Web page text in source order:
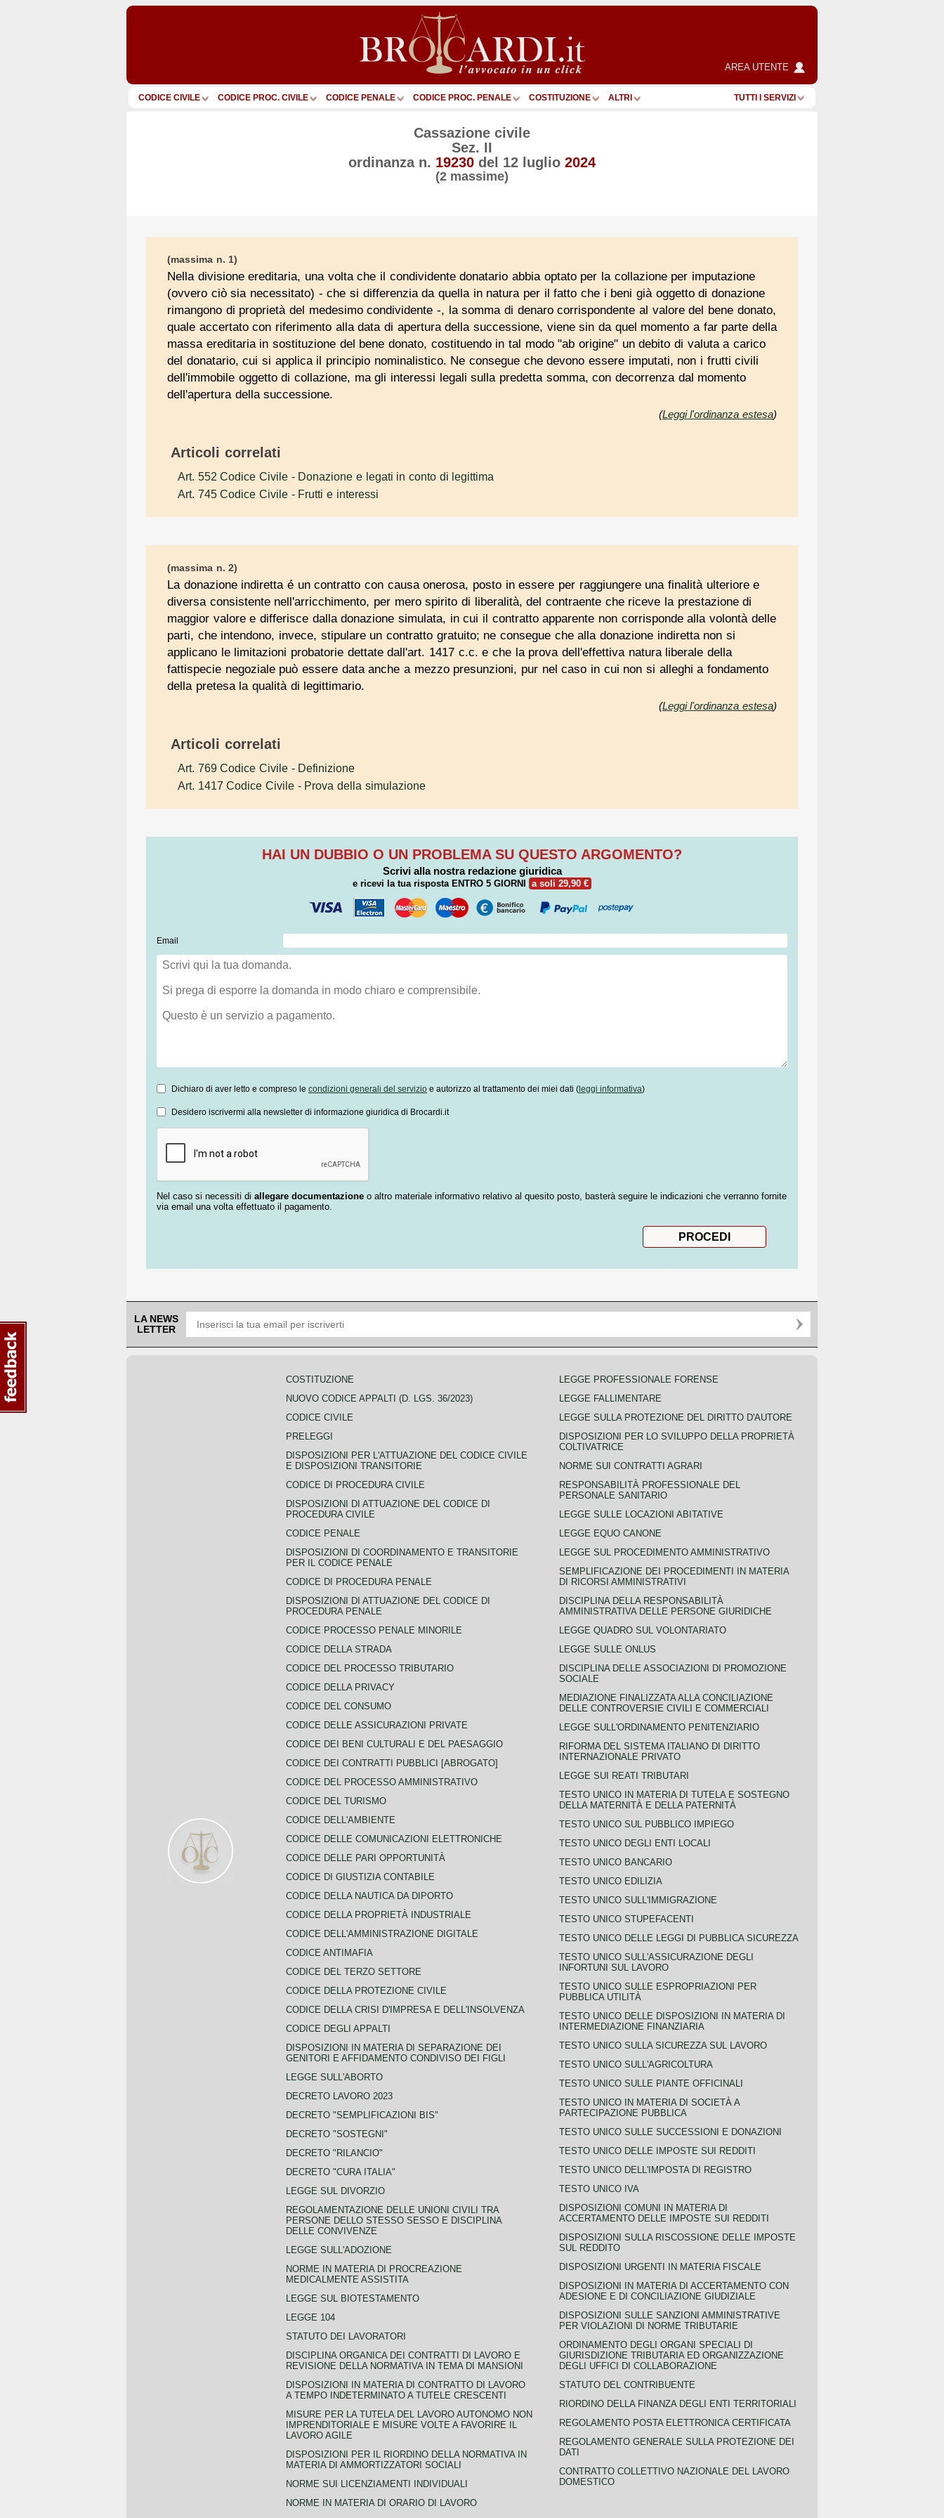
AREA UTENTE
CODICE CIVILE CODICE PROC. CIVILE CODICE PENALE CODICE PROC. PENALE COSTITUZIONE ALTRI TUTTI I SERVIZI
Cassazione civile
Sez. II
ordinanza n. 19230 del 12 luglio 2024
(2 massime)
(massima n. 1)
Nella divisione ereditaria, una volta che il condividente donatario abbia optato per la collazione per imputazione
(ovvero ciò sia necessitato) - che si differenzia da quella in natura per il fatto che i beni già oggetto di donazione
rimangono di proprietà del medesimo condividente -, la somma di denaro corrispondente al valore del bene donato,
quale accertato con riferimento alla data di apertura della successione, viene sin da quel momento a far parte della
massa ereditaria in sostituzione del bene donato, costituendo in tal modo "ab origine" un debito di valuta a carico
del donatario, cui si applica il principio nominalistico. Ne consegue che devono essere imputati, non i frutti civili
dell'immobile oggetto di collazione, ma gli interessi legali sulla predetta somma, con decorrenza dal momento
dell'apertura della successione.
(Leggi l'ordinanza estesa)
Articoli correlati
Art. 552 Codice Civile - Donazione e legati in conto di legittima
Art. 745 Codice Civile - Frutti e interessi
(massima n. 2)
La donazione indiretta é un contratto con causa onerosa, posto in essere per raggiungere una finalità ulteriore e
diversa consistente nell'arricchimento, per mero spirito di liberalità, del contraente che riceve la prestazione di
maggior valore e differisce dalla donazione simulata, in cui il contratto apparente non corrisponde alla volontà delle
parti, che intendono, invece, stipulare un contratto gratuito; ne consegue che alla donazione indiretta non si
applicano le limitazioni probatorie dettate dall'art. 1417 c.c. e che la prova dell'effettiva natura liberale della
fattispecie negoziale può essere data anche a mezzo presunzioni, pur nel caso in cui non si alleghi a fondamento
della pretesa la qualità di legittimario.
(Leggi l'ordinanza estesa)
Articoli correlati
Art. 769 Codice Civile - Definizione
Art. 1417 Codice Civile - Prova della simulazione
HAI UN DUBBIO O UN PROBLEMA SU QUESTO ARGOMENTO?
Scrivi alla nostra redazione giuridica
e ricevi la tua risposta ENTRO 5 GIORNI a soli 29,90 €
Email
Dichiaro di aver letto e compreso le condizioni generali del servizio e autorizzo al trattamento dei miei dati ( leggi informativa)
Desidero iscrivermi alla newsletter di informazione giuridica di Brocardi.it
Nel caso si necessiti di allegare documentazione o altro materiale informativo relativo al quesito posto, basterà seguire le indicazioni che verranno fornite
via email una volta effettuato il pagamento.
LA NEWS
LETTER
COSTITUZIONE
NUOVO CODICE APPALTI (D. LGS. 36/2023)
CODICE CIVILE
PRELEGGI
DISPOSIZIONI PER L'ATTUAZIONE DEL CODICE CIVILE
E DISPOSIZIONI TRANSITORIE
CODICE DI PROCEDURA CIVILE
DISPOSIZIONI DI ATTUAZIONE DEL CODICE DI
PROCEDURA CIVILE
CODICE PENALE
DISPOSIZIONI DI COORDINAMENTO E TRANSITORIE
PER IL CODICE PENALE
CODICE DI PROCEDURA PENALE
DISPOSIZIONI DI ATTUAZIONE DEL CODICE DI
PROCEDURA PENALE
CODICE PROCESSO PENALE MINORILE
CODICE DELLA STRADA
CODICE DEL PROCESSO TRIBUTARIO
CODICE DELLA PRIVACY
CODICE DEL CONSUMO
CODICE DELLE ASSICURAZIONI PRIVATE
CODICE DEI BENI CULTURALI E DEL PAESAGGIO
CODICE DEI CONTRATTI PUBBLICI [ABROGATO]
CODICE DEL PROCESSO AMMINISTRATIVO
CODICE DEL TURISMO
CODICE DELL'AMBIENTE
CODICE DELLE COMUNICAZIONI ELETTRONICHE
CODICE DELLE PARI OPPORTUNITÀ
CODICE DI GIUSTIZIA CONTABILE
CODICE DELLA NAUTICA DA DIPORTO
CODICE DELLA PROPRIETÀ INDUSTRIALE
CODICE DELL'AMMINISTRAZIONE DIGITALE
CODICE ANTIMAFIA
CODICE DEL TERZO SETTORE
CODICE DELLA PROTEZIONE CIVILE
CODICE DELLA CRISI D'IMPRESA E DELL'INSOLVENZA
CODICE DEGLI APPALTI
DISPOSIZIONI IN MATERIA DI SEPARAZIONE DEI
GENITORI E AFFIDAMENTO CONDIVISO DEI FIGLI
LEGGE SULL'ABORTO
DECRETO LAVORO 2023
DECRETO "SEMPLIFICAZIONI BIS"
DECRETO "SOSTEGNI"
DECRETO "RILANCIO"
DECRETO "CURA ITALIA"
LEGGE SUL DIVORZIO
REGOLAMENTAZIONE DELLE UNIONI CIVILI TRA
PERSONE DELLO STESSO SESSO E DISCIPLINA
DELLE CONVIVENZE
LEGGE SULL'ADOZIONE
NORME IN MATERIA DI PROCREAZIONE
MEDICALMENTE ASSISTITA
LEGGE SUL BIOTESTAMENTO
LEGGE 104
STATUTO DEI LAVORATORI
DISCIPLINA ORGANICA DEI CONTRATTI DI LAVORO E
REVISIONE DELLA NORMATIVA IN TEMA DI MANSIONI
DISPOSIZIONI IN MATERIA DI CONTRATTO DI LAVORO
A TEMPO INDETERMINATO A TUTELE CRESCENTI
MISURE PER LA TUTELA DEL LAVORO AUTONOMO NON
IMPRENDITORIALE E MISURE VOLTE A FAVORIRE IL
LAVORO AGILE
DISPOSIZIONI PER IL RIORDINO DELLA NORMATIVA IN
MATERIA DI AMMORTIZZATORI SOCIALI
NORME SUI LICENZIAMENTI INDIVIDUALI
NORME IN MATERIA DI ORARIO DI LAVORO
LEGGE PROFESSIONALE FORENSE
LEGGE FALLIMENTARE
LEGGE SULLA PROTEZIONE DEL DIRITTO D'AUTORE
DISPOSIZIONI PER LO SVILUPPO DELLA PROPRIETÀ
COLTIVATRICE
NORME SUI CONTRATTI AGRARI
RESPONSABILITÀ PROFESSIONALE DEL
PERSONALE SANITARIO
LEGGE SULLE LOCAZIONI ABITATIVE
LEGGE EQUO CANONE
LEGGE SUL PROCEDIMENTO AMMINISTRATIVO
SEMPLIFICAZIONE DEI PROCEDIMENTI IN MATERIA
DI RICORSI AMMINISTRATIVI
DISCIPLINA DELLA RESPONSABILITÀ
AMMINISTRATIVA DELLE PERSONE GIURIDICHE
LEGGE QUADRO SUL VOLONTARIATO
LEGGE SULLE ONLUS
DISCIPLINA DELLE ASSOCIAZIONI DI PROMOZIONE
SOCIALE
MEDIAZIONE FINALIZZATA ALLA CONCILIAZIONE
DELLE CONTROVERSIE CIVILI E COMMERCIALI
LEGGE SULL'ORDINAMENTO PENITENZIARIO
RIFORMA DEL SISTEMA ITALIANO DI DIRITTO
INTERNAZIONALE PRIVATO
LEGGE SUI REATI TRIBUTARI
TESTO UNICO IN MATERIA DI TUTELA E SOSTEGNO
DELLA MATERNITÀ E DELLA PATERNITÀ
TESTO UNICO SUL PUBBLICO IMPIEGO
TESTO UNICO DEGLI ENTI LOCALI
TESTO UNICO BANCARIO
TESTO UNICO EDILIZIA
TESTO UNICO SULL'IMMIGRAZIONE
TESTO UNICO STUPEFACENTI
TESTO UNICO DELLE LEGGI DI PUBBLICA SICUREZZA
TESTO UNICO SULL'ASSICURAZIONE DEGLI
INFORTUNI SUL LAVORO
TESTO UNICO SULLE ESPROPRIAZIONI PER
PUBBLICA UTILITÀ
TESTO UNICO DELLE DISPOSIZIONI IN MATERIA DI
INTERMEDIAZIONE FINANZIARIA
TESTO UNICO SULLA SICUREZZA SUL LAVORO
TESTO UNICO SULL'AGRICOLTURA
TESTO UNICO SULLE PIANTE OFFICINALI
TESTO UNICO IN MATERIA DI SOCIETÀ A
PARTECIPAZIONE PUBBLICA
TESTO UNICO SULLE SUCCESSIONI E DONAZIONI
TESTO UNICO DELLE IMPOSTE SUI REDDITI
TESTO UNICO DELL'IMPOSTA DI REGISTRO
TESTO UNICO IVA
DISPOSIZIONI COMUNI IN MATERIA DI
ACCERTAMENTO DELLE IMPOSTE SUI REDDITI
DISPOSIZIONI SULLA RISCOSSIONE DELLE IMPOSTE
SUL REDDITO
DISPOSIZIONI URGENTI IN MATERIA FISCALE
DISPOSIZIONI IN MATERIA DI ACCERTAMENTO CON
ADESIONE E DI CONCILIAZIONE GIUDIZIALE
DISPOSIZIONI SULLE SANZIONI AMMINISTRATIVE
PER VIOLAZIONI DI NORME TRIBUTARIE
ORDINAMENTO DEGLI ORGANI SPECIALI DI
GIURISDIZIONE TRIBUTARIA ED ORGANIZZAZIONE
DEGLI UFFICI DI COLLABORAZIONE
STATUTO DEL CONTRIBUENTE
RIORDINO DELLA FINANZA DEGLI ENTI TERRITORIALI
REGOLAMENTO POSTA ELETTRONICA CERTIFICATA
REGOLAMENTO GENERALE SULLA PROTEZIONE DEI
DATI
CONTRATTO COLLETTIVO NAZIONALE DEL LAVORO
DOMESTICO